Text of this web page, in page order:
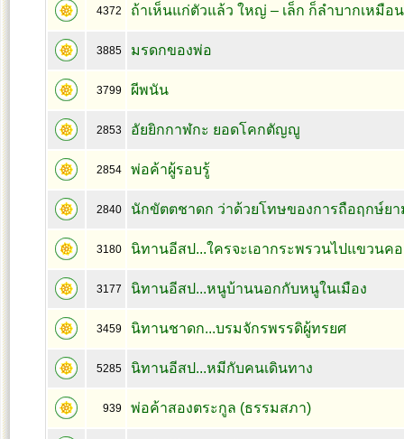
4372 ถ้าเห็นแก่ตัวแล้ว ใหญ่ – เล็ก ก็ลำบากเหมือ
3885 มรดกของพ่อ
3799 ผีพนัน
2853 อัยยิกกาฬกะ ยอดโคกตัญญู
2854 พ่อค้าผู้รอบรู้
2840 นักขัตตชาดก ว่าด้วยโทษของการถือฤกษ์ยา
3180 นิทานอีสป...ใครจะเอากระพรวนไปแขวนค
3177 นิทานอีสป...หนูบ้านนอกกับหนูในเมือง
3459 นิทานชาดก...บรมจักรพรรดิผู้ทรยศ
5285 นิทานอีสป...หมีกับคนเดินทาง
939 พ่อค้าสองตระกูล (ธรรมสภา)